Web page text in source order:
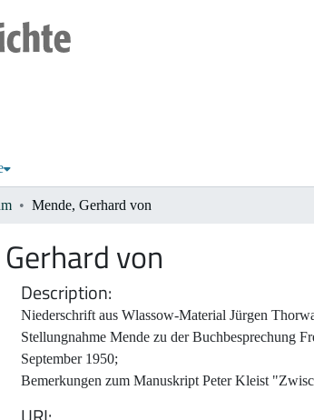
Mende, Gerhard von
von
Description
Niederschrift aus Wlassow-Material Jürgen
Stellungnahme Mende zu der Buchbesprechung
September 1950;
Bemerkungen zum Manuskript Peter Kleist